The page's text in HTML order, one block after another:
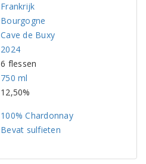
Frankrijk
Bourgogne
Cave de Buxy
2024
6 flessen
750 ml
12,50%
100% Chardonnay
Bevat sulfieten